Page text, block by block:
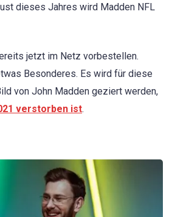
dieses Jahres wird Madden NFL
jetzt im Netz vorbestellen.
Besonderes. Es wird für diese
von John Madden geziert werden,
verstorben ist.